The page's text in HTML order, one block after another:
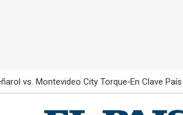
vs. Montevideo City Torque En Clave País